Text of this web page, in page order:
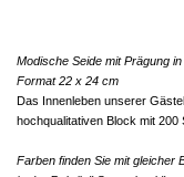
Modische Seide mit Prägung
Format 22 x 24 cm
Das Innenleben unserer
hochqualitativen Block mit 200
Farben finden Sie mit gleicher